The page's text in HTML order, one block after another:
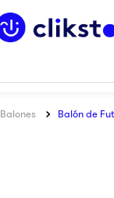
Balones
Balón de